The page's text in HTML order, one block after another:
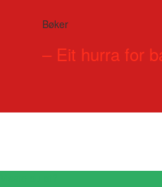
Bøker
– Eit hurra for